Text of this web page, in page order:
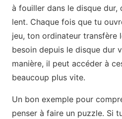
à fouiller dans le disque dur,
lent. Chaque fois que tu
jeu, ton ordinateur transfère
besoin depuis le disque dur
manière, il peut accéder à
beaucoup plus vite.
Un bon exemple pour
penser à faire un puzzle. Si